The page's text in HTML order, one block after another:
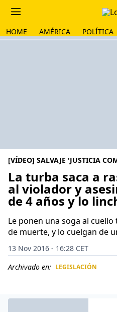
HOME AMÉRICA POLÍTICA
[VÍDEO] SALVAJE 'JUSTICIA
La turba saca a
al violador y
de 4 años y lo
Le ponen una soga al
de muerte, y lo cuelgan de
13 Nov 2016 - 16:28 CET
Archivado en: LEGISLACIÓN